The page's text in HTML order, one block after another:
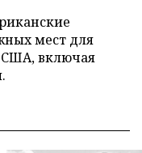
мест для
США, включая